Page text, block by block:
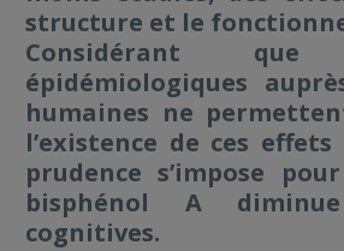
structure et le
Considérant
épidémiologiques
humaines ne
l’existence de ces
prudence s’impose
bisphénol A
cognitives.